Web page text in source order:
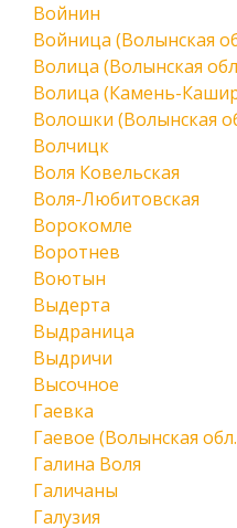
Войнин
Войница (Волынская
Волица (Волынская
Волица (Камень-
Волошки (Волынская
Волчицк
Воля Ковельская
Воля-Любитовская
Ворокомле
Воротнев
Воютын
Выдерта
Выдраница
Выдричи
Высочное
Гаевка
Гаевое (Волынская
Галина Воля
Галичаны
Галузия